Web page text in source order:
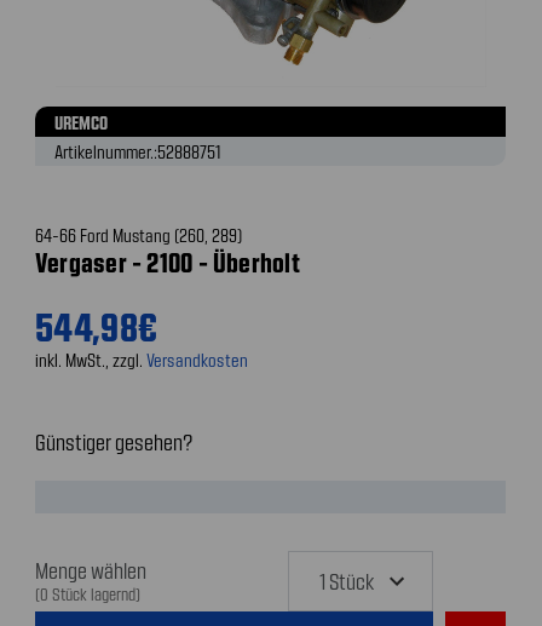
UREMCO
Artikelnummer.:52888751
64-66 Ford Mustang (260, 289)
Vergaser - 2100 - Überholt
544,98€
inkl. MwSt., zzgl. Versandkosten
Günstiger gesehen?
Menge wählen
(0 Stück lagernd)